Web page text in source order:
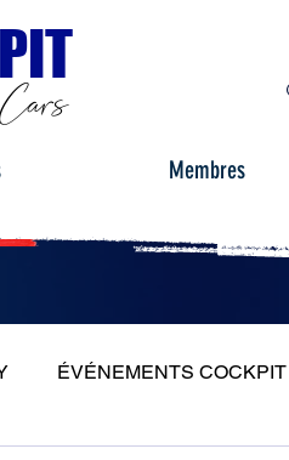
PIT
Membres
ÉVÉNEMENTS COCKPIT